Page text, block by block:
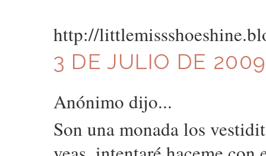
http://
3 DE JULIO DE
Anónimo dijo...
Son una monada los